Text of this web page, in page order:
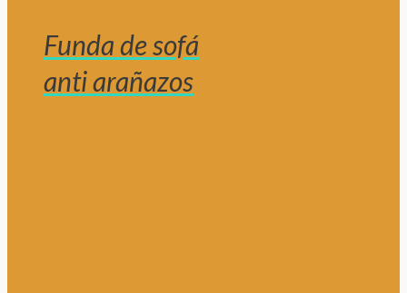
Funda de sofá
anti arañazos